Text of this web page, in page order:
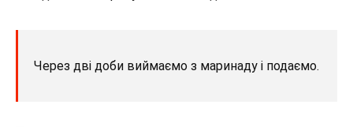
Через дві доби виймаємо з маринаду і подаємо.